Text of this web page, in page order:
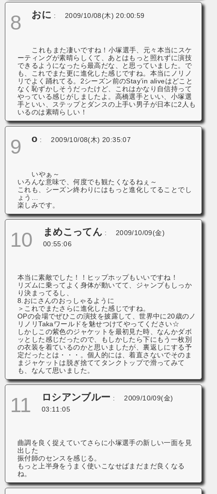
8 おに : 2009/10/08(木) 20:00:59
これもまた凄いですね！小塚選手、元々本当にスケ
ーティングが素晴らしくて、あとはもっと照れずに演技
できるようになったら最高だな、と思っていました。で
も、これでまた更に進化した感じですね。本当にノリノ
リでよく踊れてる。2シーズン前のStay’in aliveはどこと
なく恥ずかしそうだったけど、これはかなり自信持って
やっている感じがしましたよ。高橋選手といい、小塚選
手といい、ステップとダンスの上手い男子が日本に2人も
いるのは素晴らしい！
9 o : 2009/10/08(木) 20:35:07
いやぁ～
いろんな意味で、何度でも観たくなるねぇ～
これも、シーズン終わりにはもっと進化してることでし
ょう…
楽しみです。
10 まめこってん :
2009/10/09(金)
00:55:06
本当に素敵でした！！ヒップホップもいいですね！
リズムに乗ってよく身体が動いてて、ジャンプもしっか
り決まってるし、
8.おにさんのおっしゃるように
＞これでまたさらに進化した感じですね。
OPの会場でぜひこの演技を披露して、世界中に20歳のノ
リノリTakaワールドを魅せつけてやってください☆
しかしこの紫色のジャケットを最初見た時、なんかダボ
ッとした感じだったので、もしかしたら下にもう一枚別
の衣装を着ているのかと思いましたが、裏返しにする予
定だったとは・・・。個人的には、着直さないでそのま
まジャケットは脱ぎ捨ててタンクトップで滑ってみて
も、なんて思いました。
11 ロシアンブルー :
2009/10/09(金)
03:11:05
曲調を良く捉えていてさらに小塚選手の新しい一面を見
出した
振付師のセンスを感じる。
もっと上半身をうまく使いこなせばまだまだ良くなる
ね。